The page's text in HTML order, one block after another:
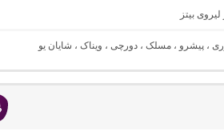
، پیشرو ، مسلک ، دورچی ، ویناک ، شایان یو